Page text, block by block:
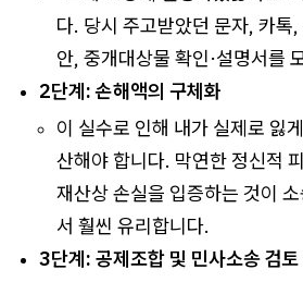
다. 당시 주고받았던 문자, 카톡
안, 중개대상물 확인·설명서를
2단계: 손해액의 구체화
이 실수로 인해 내가 실제로 잃
산해야 합니다. 막연한 정신적
재산상 손실을 입증하는 것이
서 훨씬 유리합니다.
3단계: 공제조합 및 민사소송 검토